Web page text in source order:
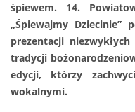
śpiewem. 14.
„Śpiewajmy
prezentacji
tradycji
edycji, którzy
wokalnymi.